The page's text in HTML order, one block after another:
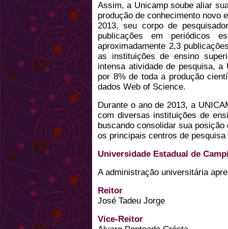
Assim, a Unicamp soube aliar
produção de conhecimento novo
2013, seu corpo de
publicações em periódicos
aproximadamente 2,3
as instituições de ensino
intensa atividade de pesquisa,
por 8% de toda a produção
dados Web of Science.
Durante o ano de 2013, a
com diversas instituições de
buscando consolidar sua
os principais centros de pesquisa
Universidade Estadual de
A administração universitária
Reitor
José Tadeu Jorge
Vice-Reitor